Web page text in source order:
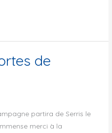
de
partira de Serris le
merci à la